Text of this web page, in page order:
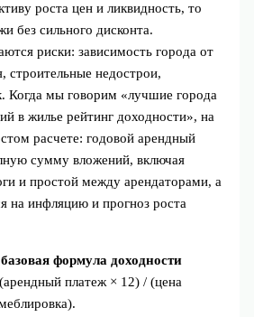
роста цен и ликвидность, то
без сильного дисконта.
риски: зависимость города от
строительные недострои,
Когда мы говорим «лучшие города
в жилье рейтинг доходности», на
расчете: годовой арендный
сумму вложений, включая
и простой между арендаторами, а
на инфляцию и прогноз роста
формула доходности
платеж × 12) / (цена